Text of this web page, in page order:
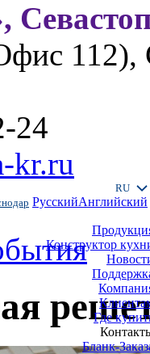
112),
24
kr.ru
RU
РусскийАнглийский
Конструктор
Где
Бланк-